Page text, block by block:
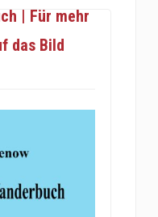
| Für mehr
das Bild